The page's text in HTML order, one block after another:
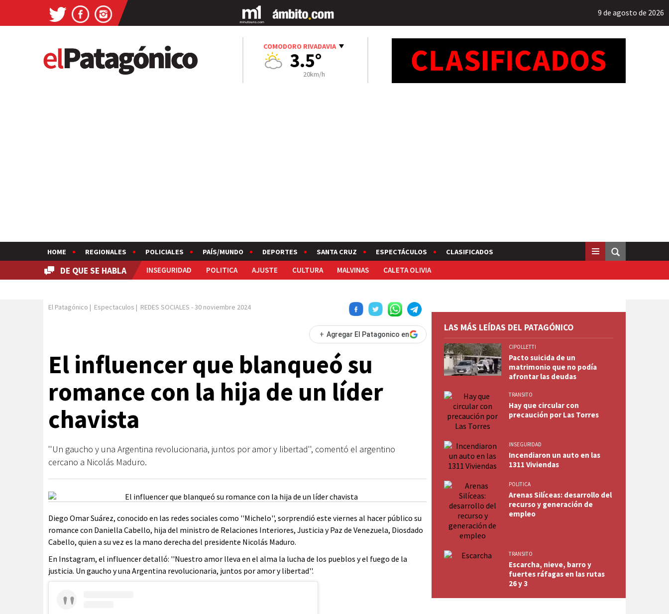
9 de agosto de 2026
COMODORO RIVADAVIA
3.5°
20km/h
HOME REGIONALES POLICIALES PAÍS/MUNDO DEPORTES SANTA CRUZ ESPECTÁCULOS CLASIFICADOS
DE QUE SE HABLA INSEGURIDAD POLITICA AJUSTE CULTURA MALVINAS CALETA OLIVIA
El Patagónico | Espectaculos | REDES SOCIALES -30 noviembre 2024
+ Agregar El Patagonico en
El influencer que blanqueó su
romance con la hija de un líder
chavista
''Un gaucho y una Argentina revolucionaria, juntos por amor y libertad'', comentó el argentino
cercano a Nicolás Maduro.
Diego Omar Suárez, conocido en las redes sociales como ''Michelo'', sorprendió este viernes al hacer público su
romance con Daniella Cabello, hija del ministro de Relaciones Interiores, Justicia y Paz de Venezuela, Diosdado
Cabello, quien a su vez es la mano derecha del presidente Nicolás Maduro.
En Instagram, el influencer detalló: ''Nuestro amor lleva en el alma la lucha de los pueblos y el fuego de la
justicia. Un gaucho y una Argentina revolucionaria, juntos por amor y libertad''.
LAS MÁS LEÍDAS DEL PATAGÓNICO
CIPOLLETTI
Pacto suicida de un
matrimonio que no podía
afrontar las deudas
TRANSITO
Hay que circular con
precaución por Las Torres
INSEGURIDAD
Incendiaron un auto en las
1311 Viviendas
POLITICA
Arenas Silíceas: desarrollo del
recurso y generación de
empleo
TRANSITO
Escarcha, nieve, barro y
fuertes ráfagas en las rutas
26 y 3